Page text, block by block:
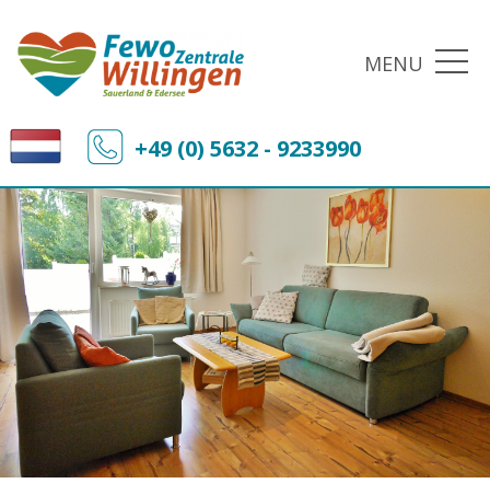
MENU
+49 (0) 5632 - 9233990